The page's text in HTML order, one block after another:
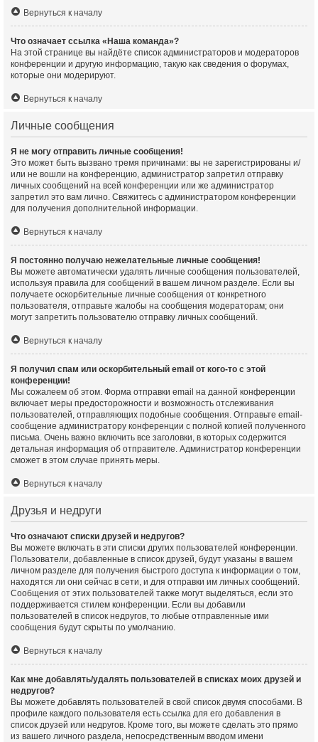
Вернуться к началу
Что означает ссылка «Наша команда»?
На этой странице вы найдёте список администраторов и модераторов
конференции и другую информацию, такую как сведения о форумах,
которые они модерируют.
Вернуться к началу
Личные сообщения
Я не могу отправить личные сообщения!
Это может быть вызвано тремя причинами: вы не зарегистрированы и/
или не вошли на конференцию, администратор запретил отправку
личных сообщений на всей конференции или же администратор
запретил это вам лично. Свяжитесь с администратором конференции
для получения дополнительной информации.
Вернуться к началу
Я постоянно получаю нежелательные личные сообщения!
Вы можете автоматически удалять личные сообщения пользователей,
используя правила для сообщений в вашем личном разделе. Если вы
получаете оскорбительные личные сообщения от конкретного
пользователя, отправьте жалобы на сообщения модераторам; они
могут запретить пользователю отправку личных сообщений.
Вернуться к началу
Я получил спам или оскорбительный email от кого-то с этой
конференции!
Мы сожалеем об этом. Форма отправки email на данной конференции
включает меры предосторожности и возможность отслеживания
пользователей, отправляющих подобные сообщения. Отправьте email-
сообщение администратору конференции с полной копией полученного
письма. Очень важно включить все заголовки, в которых содержится
детальная информация об отправителе. Администратор конференции
сможет в этом случае принять меры.
Вернуться к началу
Друзья и недруги
Что означают списки друзей и недругов?
Вы можете включать в эти списки других пользователей конференции.
Пользователи, добавленные в список друзей, будут указаны в вашем
личном разделе для получения быстрого доступа к информации о том,
находятся ли они сейчас в сети, и для отправки им личных сообщений.
Сообщения от этих пользователей также могут выделяться, если это
поддерживается стилем конференции. Если вы добавили
пользователей в список недругов, то любые отправленные ими
сообщения будут скрыты по умолчанию.
Вернуться к началу
Как мне добавлять/удалять пользователей в списках моих друзей и
недругов?
Вы можете добавлять пользователей в свой список двумя способами. В
профиле каждого пользователя есть ссылка для его добавления в
список друзей или недругов. Кроме того, вы можете сделать это прямо
из вашего личного раздела, непосредственным вводом имени